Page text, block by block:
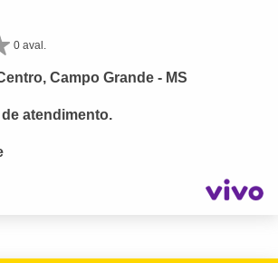
0 aval.
Campo Grande - MS
atendimento.